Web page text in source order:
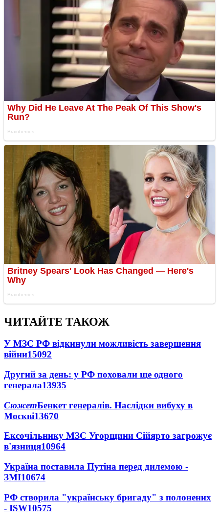
ЧИТАЙТЕ ТАКОЖ
У МЗС РФ відкинули можливість завершення
війни15092
Другий за день: у РФ поховали ще одного
генерала13935
СюжетБенкет генералів. Наслідки вибуху в
Москві13670
Ексочільнику МЗС Угорщини Сійярто загрожує
в'язниця10964
Україна поставила Путіна перед дилемою -
ЗМІ10674
РФ створила "українську бригаду" з полонених
- ISW10575